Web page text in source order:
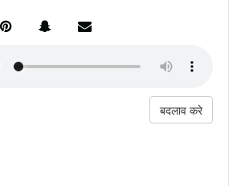
बदलाव करे